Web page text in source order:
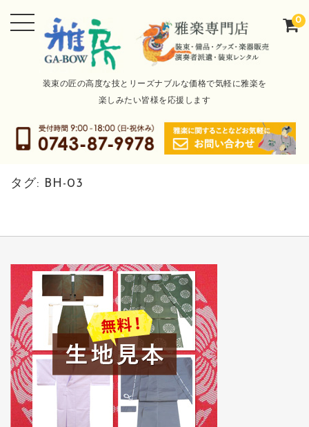
装束の匠の高度な技とリーズナブルな価格で気軽に雅楽を
楽しみたい皆様を応援します
0
タグ: BH-03